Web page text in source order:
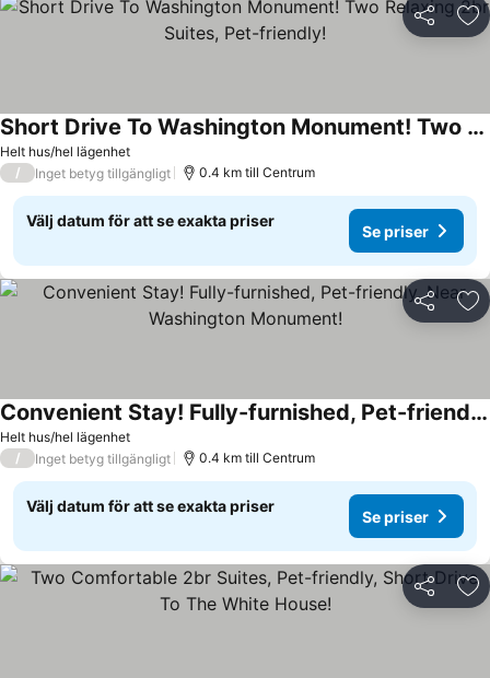
Dela
Helt hus/hel lägenhet
Short Drive To Washington Monument! Two Relaxing 2br Suites, Pet-friendly!
Se priser
/ Inget betyg tillgängligt 0.4 km till Centrum
Välj datum för att se exakta priser
Se priser
Dela
Helt hus/hel lägenhet
Convenient Stay! Fully-furnished, Pet-friendly, Near Washington Monument!
Se priser
/ Inget betyg tillgängligt 0.4 km till Centrum
Välj datum för att se exakta priser
Se priser
Dela